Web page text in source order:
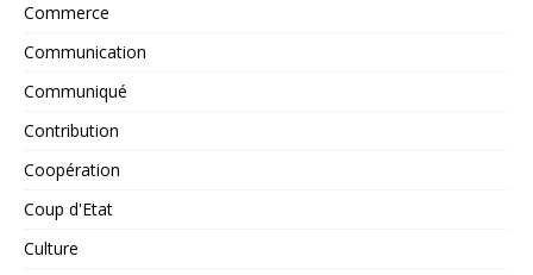
Commerce
Communication
Communiqué
Contribution
Coopération
Coup d'Etat
Culture